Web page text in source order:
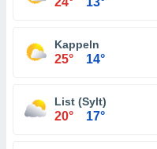
Kappeln
25° 14°
List (Sylt)
20° 17°